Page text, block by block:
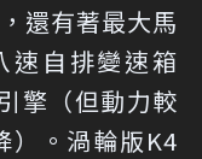
還有著最大馬
速自排變速箱
擎（但動力較
。渦輪版K4